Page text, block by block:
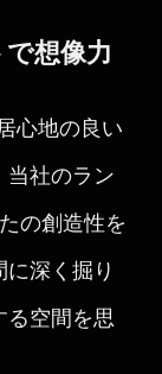
想像力
心地の良い
当社のラン
の創造性を
深く掘り
る空間を思